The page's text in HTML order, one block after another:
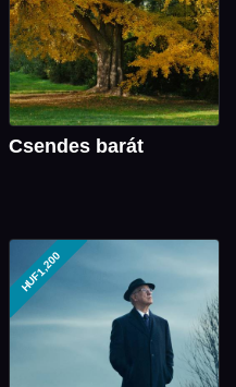
Csendes barát
HUF1,200